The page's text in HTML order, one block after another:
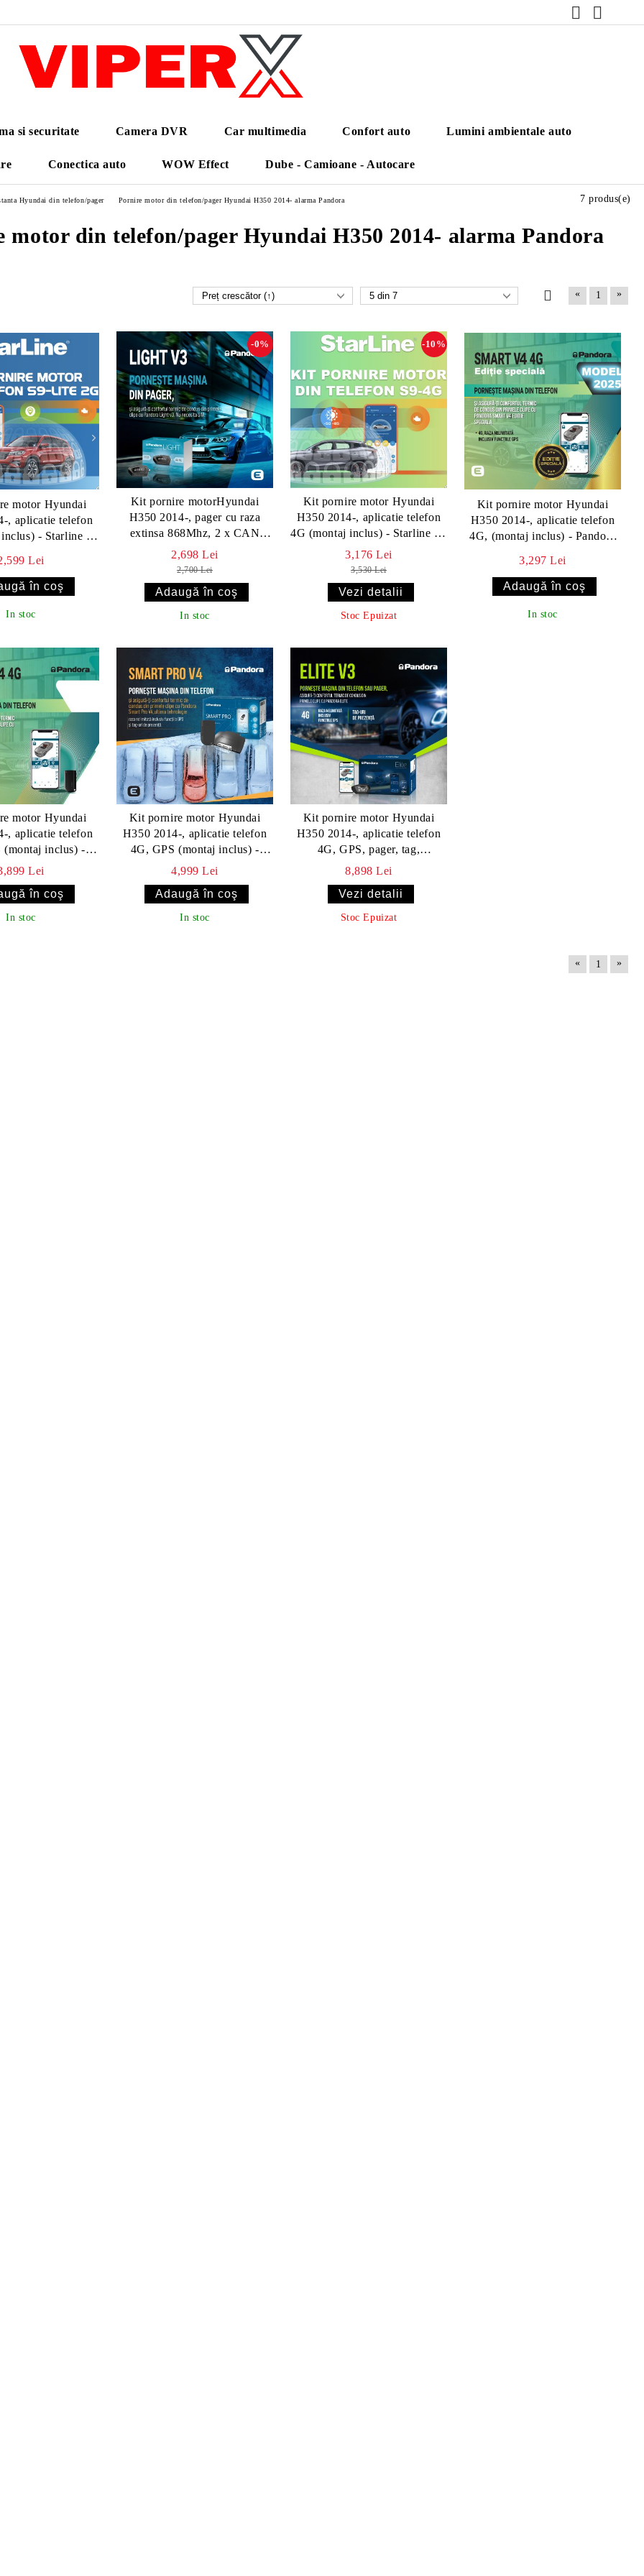
si securitate Camera DVR Car multimedia Confort auto Lumini ambientale auto
Conectica auto WOW Effect Dube - Camioane - Autocare
Hyundai din telefon/pager Pornire motor din telefon/pager Hyundai H350 2014- alarma Pandora
motor din telefon/pager Hyundai H350 2014- alarma Pandora
7 produs(e)
« 1 »
motor Hyundai
, aplicatie telefon
- Starline S9
Lei
In stoc
Kit pornire motorHyundai
H350 2014-, pager cu raza
extinsa 868Mhz, 2 x CAN
(montaj inclus) - Pandora
LIGHT V3
-0%
2,698 Lei
2,700 Lei
In stoc
Kit pornire motor Hyundai
H350 2014-, aplicatie telefon
4G (montaj inclus) - Starline S9
v2 4G
-10%
3,176 Lei
3,530 Lei
Vezi detalii
Stoc Epuizat
Kit pornire motor Hyundai
H350 2014-, aplicatie telefon
4G, (montaj inclus) - Pandora
3,297 Lei
In stoc
motor Hyundai
, aplicatie telefon
(montaj inclus) -
Smart v4 (cu tag)
Lei
In stoc
Kit pornire motor Hyundai
H350 2014-, aplicatie telefon
4G, GPS (montaj inclus) -
Pandora Smart Pro V4 cu
4,999 Lei
In stoc
Kit pornire motor Hyundai
H350 2014-, aplicatie telefon
4G, GPS, pager, tag,
telecomanda (montaj inclus) -
8,898 Lei
Vezi detalii
Stoc Epuizat
« 1 »